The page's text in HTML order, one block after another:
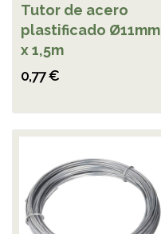
Tutor de acero
plastificado Ø11mm
x 1,5m
0,77 €